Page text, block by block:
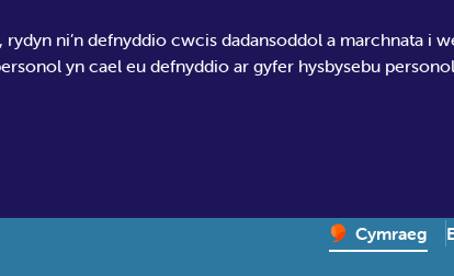
ni’n defnyddio cwcis dadansoddol a marchnata i
yn cael eu defnyddio ar gyfer hysbysebu
Change
Cymraeg